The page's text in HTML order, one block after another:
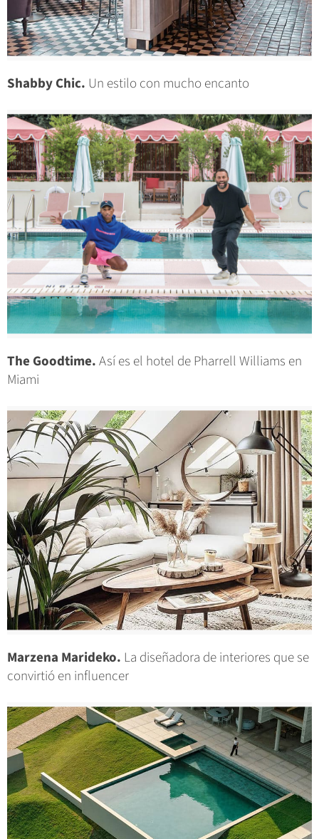
Shabby Chic. Un estilo con mucho encanto
The Goodtime.Así es el hotel de Pharrell Williams en
Miami
Marzena Marideko. La diseñadora de interiores que se
convirtió en influencer